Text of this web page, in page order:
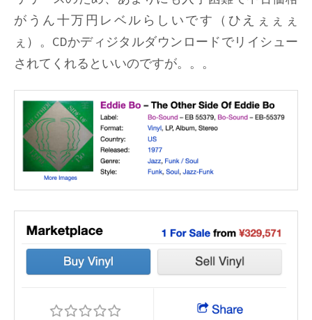
がうん十万円レベルらしいです（ひえぇぇぇ
ぇ）。CDかディジタルダウンロードでリイシュー
されてくれるといいのですが。。。